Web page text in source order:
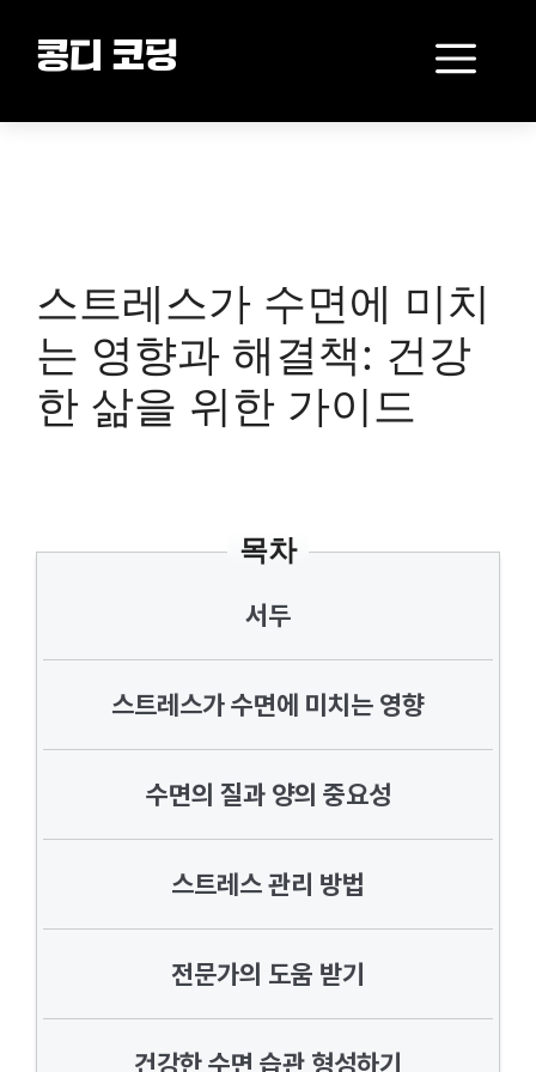
content콩디 코딩
스트레스가 수면에 미치
는 영향과 해결책: 건강
한 삶을 위한 가이드
목차
서두
스트레스가 수면에 미치는 영향
수면의 질과 양의 중요성
스트레스 관리 방법
전문가의 도움 받기
건강한 수면 습관 형성하기